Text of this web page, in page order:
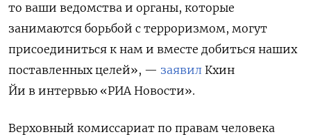
то ваши ведомства и органы, которые
занимаются борьбой с терроризмом, могут
присоединиться к нам и вместе добиться наших
поставленных целей», — заявил Кхин
Йи в интервью «РИА Новости».
Верховный комиссариат по правам человека